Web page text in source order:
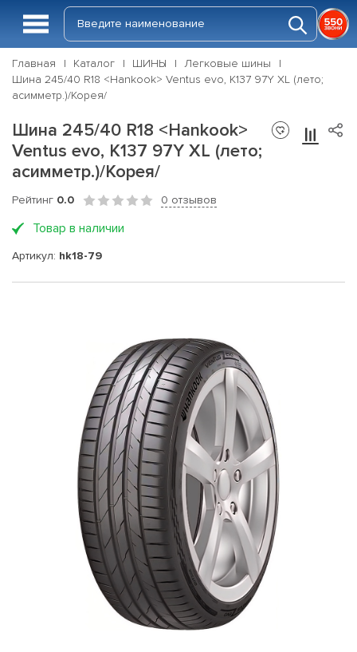
Главная Каталог ШИНЫ
Легковые шины
Шина 245/40 R18 <Hankook> Ventus evo, K137 97Y XL (лето;
асимметр.)/Корея/
Шина 245/40 R18 <Hankook>
Ventus evo, K137 97Y XL (лето;
асимметр.)/Корея/
Рейтинг 0.0 0 отзывов
Товар в наличии
Артикул: hk18-79